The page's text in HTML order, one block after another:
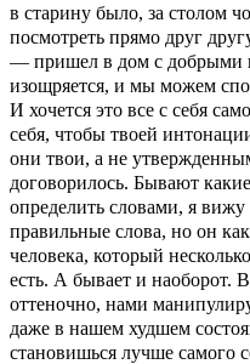
в старину было, за столом
посмотреть прямо друг
— пришел в дом с добрыми
изощряется, и мы можем
И хочется это все с себя
себя, чтобы твоей
они твои, а не
договорилось. Бывают
определить словами, я
правильные слова, но он
человека, который
есть. А бывает и наоборот.
оттеночно, нами
даже в нашем худшем
становишься лучше самого